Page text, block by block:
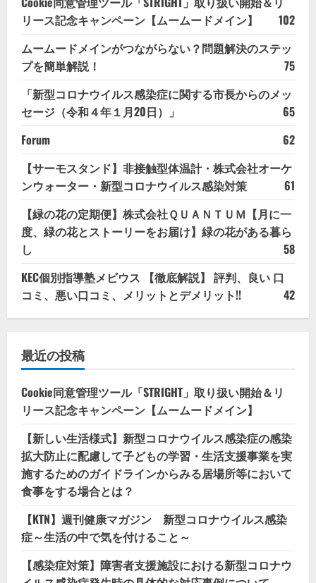
リース記念キャンペーン【ムームードメイン】
102
ムームードメインがつながらない？問題解決のステッ
プを簡単解説！
75
「新型コロナウイルス感染症に関する市長からのメッ
セージ（令和４年１月20日）」
65
Forum
62
【サーモスタンド】非接触型体温計・株式会社オーケ
ンウォーター・新型コロナウイルス感染対策
61
【緑の花の定期便】株式会社ＱＵＡＮＴＵＭ【月に一
度、緑の花とストーリーをお届け】緑の花がある暮ら
し
58
KEC個別指導塾メビウス 【徹底解説】 評判、良い 口
コミ、悪い口コミ、メリットとデメリット!!
42
最近の投稿
Cookie同意管理ツール「STRIGHT」取り扱い開始＆リ
リース記念キャンペーン【ムームードメイン】
【新しい生活様式】新型コロナウイルス感染症の感染
拡大防止に配慮して子どもの学習・生活支援事業を実
施するためのガイドラインからみる居場所等において
食事をする場合とは？
【KTN】週刊健康マガジン 新型コロナウイルス感染
症～生活の中で気を付けること～
【感染症対策】障害者支援施設における新型コロナウ